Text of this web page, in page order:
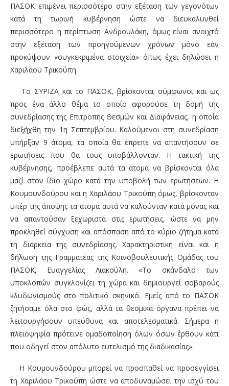
ΠΑΣΟΚ επιμένει περισσότερο στην εξέταση των γεγονότων
κατά τη τωρινή κυβέρνηση ώστε να διευκαλυνθεί
περισσότερο η περίπτωση Ανδρουλάκη, όμως είναι ανοιχτό
στην εξέταση των προηγούμενων χρόνων μόνο εάν
προκύψουν «συγκεκριμένα στοιχεία» όπως έχει δηλώσει η
Χαριλάου Τρικούπη.
Το ΣΥΡΙΖΑ και το ΠΑΣΟΚ, βρίσκονται σύμφωνοι και ως
προς ένα άλλο θέμα το οποίο αφορούσε τη δομή της
συνεδρίασης της Επιτροπής Θεσμών και Διαφάνειας, η οποία
διεξήχθη την 1η Σεπτεμβρίου. Καλούμενοι στη συνεδρίαση
υπήρξαν 9 άτομα, τα οποία θα έπρεπε να απαντήσουν σε
ερωτήσεις που θα τους υποβάλλονταν. Η τακτική της
κυβέρνησης, προέβλεπε αυτά τα άτομα να βρίσκονται όλα
μαζί στον ίδιο χώρο κατά την υποβολή των ερωτήσεων. Η
Κουμουνδούρου και η Χαριλάου Τρικούπη όμως, βρίσκονταν
υπέρ της άποψης τα άτομα αυτά να καλούνταν κατά μόνας και
να απαντούσαν ξεχωριστά στις ερωτήσεις, ώστε να μην
προκληθεί σύγχυση και απόσπαση από το κύριο ζήτημα κατά
τη διάρκεια της συνεδρίασης. Χαρακτηριστική είναι και η
δήλωση της Γραμματέας της Κοινοβουλευτικής Ομάδας του
ΠΑΣΟΚ, Ευαγγελίας Λιακούλη. «Το σκάνδαλο των
υποκλοπών συγκλονίζει τη χώρα και δημιουργεί σοβαρούς
κλυδωνισμούς στο πολιτικό σκηνικό. Εμείς από το ΠΑΣΟΚ
ζητήσαμε όλα στο φώς, αλλά τα θεσμικά όργανα πρέπει να
λειτουργήσουν υπεύθυνα και αποτελεσματικά. Σήμερα η
πλειοψηφία πρότεινε ομαδοποίηση όλων όσων έρθουν κάτι
που οδηγεί στον απόλυτο ευτελισμό της διαδικασίας».
Η Κουμουνδούρου μπορεί να προσπαθεί να προσεγγίσει
τη Χαριλάου Τρικούπη ώστε να αποδυναμώσει την ισχύ του